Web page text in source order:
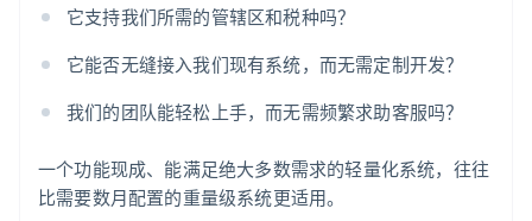
它支持我们所需的管辖区和税种吗？
它能否无缝接入我们现有系统，而无需定制开发？
我们的团队能轻松上手，而无需频繁求助客服吗？
一个功能现成、能满足绝大多数需求的轻量化系统，往往
比需要数月配置的重量级系统更适用。
English
English
English
澳大利亚
English